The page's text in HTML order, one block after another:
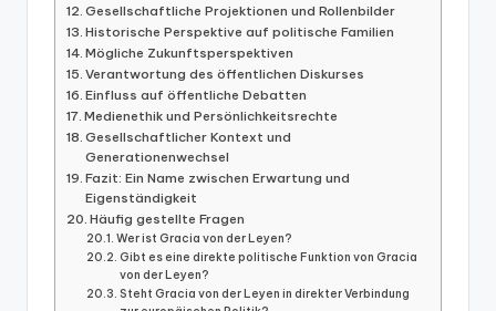
Gesellschaftliche Projektionen und Rollenbilder
Historische Perspektive auf politische Familien
Mögliche Zukunftsperspektiven
Verantwortung des öffentlichen Diskurses
Einfluss auf öffentliche Debatten
Medienethik und Persönlichkeitsrechte
Gesellschaftlicher Kontext und
Generationenwechsel
Fazit: Ein Name zwischen Erwartung und
Eigenständigkeit
Häufig gestellte Fragen
Wer ist Gracia von der Leyen?
Gibt es eine direkte politische Funktion von Gracia
von der Leyen?
Steht Gracia von der Leyen in direkter Verbindung